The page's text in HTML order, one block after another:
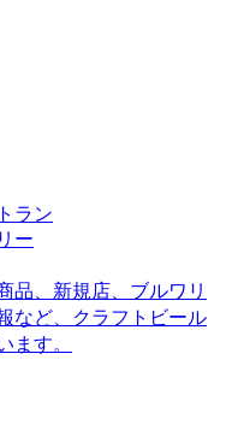
ラン
ー
品、新規店、ブルワリ
など、クラフトビール
ます。